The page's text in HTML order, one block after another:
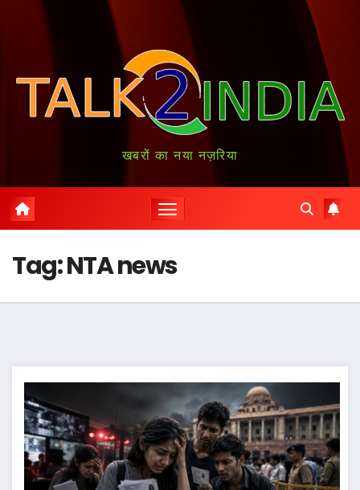
खबरों का नया नज़रिया
Tag:NTA news